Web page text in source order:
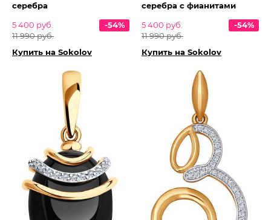
серебра
5 400 руб.
11 990 руб.
-54%
Купить на Sokolov
серебра с фианитами
5 400 руб.
11 990 руб.
-54%
Купить на Sokolov